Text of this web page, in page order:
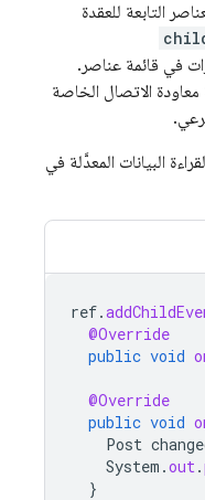
التابعة للعقدة
في قائمة عناصر.
الاتصال الخاصة
لقراءة البيانات المعدَّلة في
ref.
@Override
public void
@Override
public void
Post
System .out.
}